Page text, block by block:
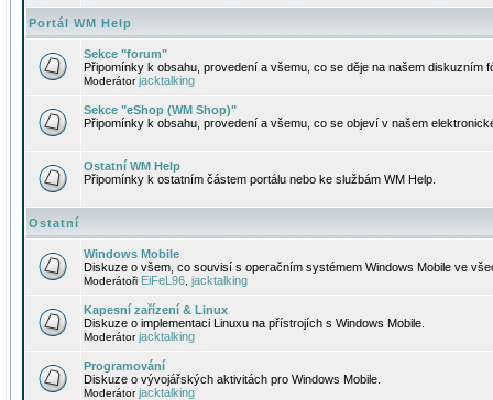
Portál WM Help
Sekce "forum"
Připomínky k obsahu, provedení a všemu, co se děje na našem diskuzním
Moderátorjacktalking
Sekce "eShop (WM Shop)"
Připomínky k obsahu, provedení a všemu, co se objeví v našem
Ostatní WM Help
Připomínky k ostatním částem portálu nebo ke službám WM Help.
Ostatní
Windows Mobile
Diskuze o všem, co souvisí s operačním systémem Windows Mobile ve
Moderátoři EiFeL96 jacktalking
Kapesní zařízení & Linux
Diskuze o implementaci Linuxu na přístrojích s Windows Mobile.
Moderátorjacktalking
Programování
Diskuze o vývojářských aktivitách pro Windows Mobile.
Moderátorjacktalking